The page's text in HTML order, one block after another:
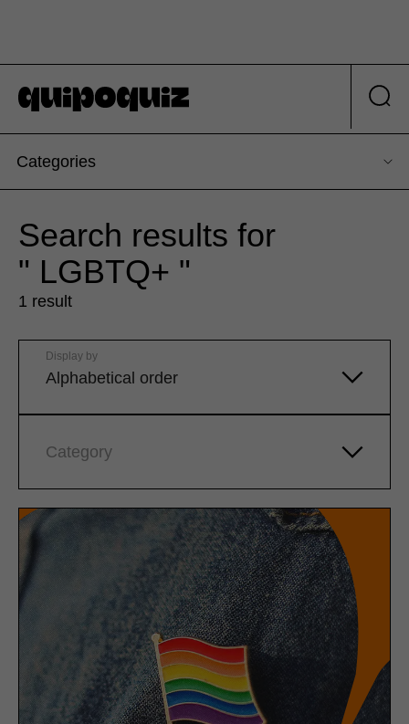
Categories
Search results for
" LGBTQ+ "
1 result
Alphabetical order
Display by
Category